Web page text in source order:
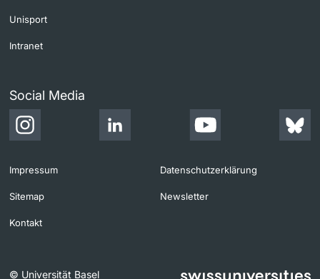
Unisport
Intranet
Social Media
Impressum Datenschutzerklärung
Sitemap Newsletter
Kontakt
© Universität Basel